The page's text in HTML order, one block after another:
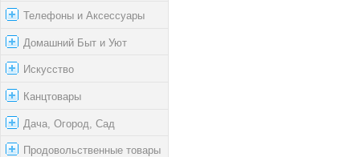
Телефоны и Аксессуары
Домашний Быт и Уют
Искусство
Канцтовары
Дача, Огород, Сад
Продовольственные товары